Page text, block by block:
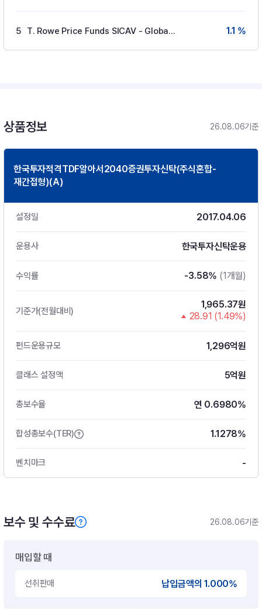
5 T. Rowe Price Funds SICAV - Global Aggre 1.1 %
상품정보 26.08.06기준
한국투자적격TDF알아서2040증권투자신탁(주식혼합-
재간접형)(A)
설정일 2017.04.06
운용사 한국투자신탁운용
수익률 -3.58% (1개월)
기준가(전월대비)
1,965.37원
28.91 (1.49%)
펀드운용규모 1,296억원
클래스 설정액 5억원
총보수율 연 0.6980%
합성총보수(TER) 1.1278%
벤치마크 -
보수 및 수수료 26.08.06기준
매입할 때
선취판매 납입금액의 1.000%